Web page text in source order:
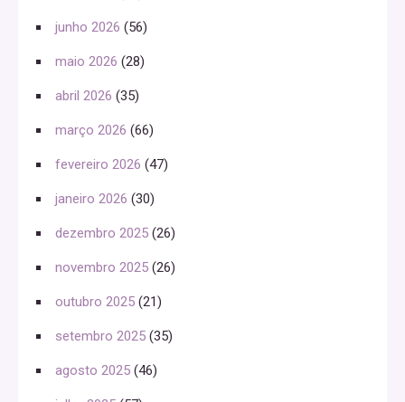
junho 2026 (56)
maio 2026 (28)
abril 2026 (35)
março 2026 (66)
fevereiro 2026 (47)
janeiro 2026 (30)
dezembro 2025 (26)
novembro 2025 (26)
outubro 2025 (21)
setembro 2025 (35)
agosto 2025 (46)